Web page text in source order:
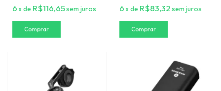
6xde R$116,65sem juros 6xde R$83,32sem juros
Comprar